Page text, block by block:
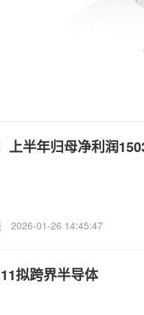
上半年归母净利润
2026-01-26 14:45:47
拟跨界半导体